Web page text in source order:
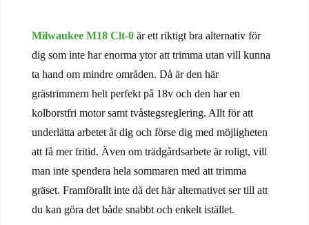
Milwaukee M18 Clt-0 är ett riktigt bra alternativ för
dig som inte har enorma ytor att trimma utan vill kunna
ta hand om mindre områden. Då är den här
grästrimmern helt perfekt på 18v och den har en
kolborstfri motor samt tvåstegsreglering. Allt för att
underlätta arbetet åt dig och förse dig med möjligheten
att få mer fritid. Även om trädgårdsarbete är roligt, vill
man inte spendera hela sommaren med att trimma
gräset. Framförallt inte då det här alternativet ser till att
du kan göra det både snabbt och enkelt istället.